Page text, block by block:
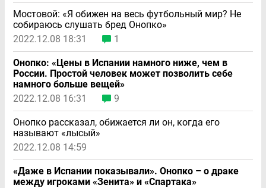
Мостовой: «Я обижен на весь футбольный мир? Не
собираюсь слушать бред Онопко»
2022.12.08 18:31
1
Онопко: «Цены в Испании намного ниже, чем в
России. Простой человек может позволить себе
намного больше вещей»
2022.12.08 16:31
9
Онопко рассказал, обижается ли он, когда его
называют «лысый»
2022.12.08 14:59
«Даже в Испании показывали». Онопко – о драке
между игроками «Зенита» и «Спартака»